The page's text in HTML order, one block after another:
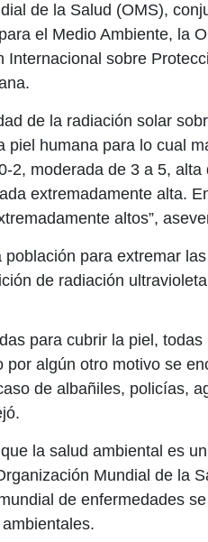
de la Salud (OMS),
el Medio Ambiente, la
Internacional sobre
de la radiación solar
piel humana para lo cual
2, moderada de 3 a 5,
extremadamente alta.
altos”,
para extremar
de radiación ultravioleta
para cubrir la piel,
algún otro motivo se
de albañiles, policías,
la salud ambiental es
Mundial de la
de enfermedades